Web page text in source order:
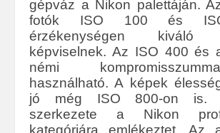
gépváz a Nikon palettáján.
fotók ISO 100 és
érzékenységen kiváló
képviselnek. Az ISO 400 és
némi
használható. A képek
jó még ISO 800-on is.
szerkezete a Nikon
kategóriára emlékeztet. Az